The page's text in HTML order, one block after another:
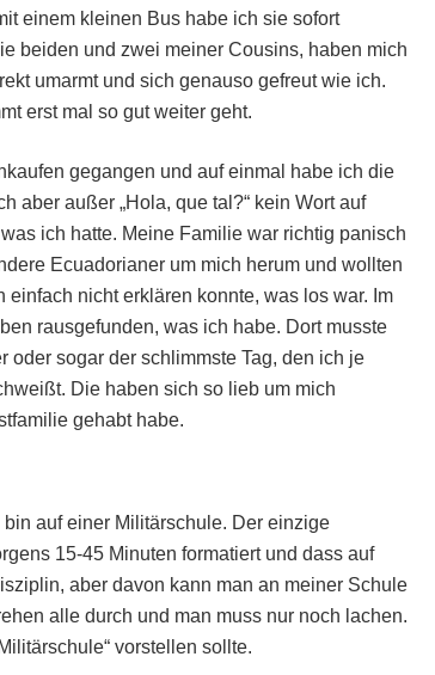
einem kleinen Bus habe ich sie sofort
beiden und zwei meiner Cousins, haben mich
umarmt und sich genauso gefreut wie ich.
erst mal so gut weiter geht.
gegangen und auf einmal habe ich die
aber außer „Hola, que tal?“ kein Wort auf
ich hatte. Meine Familie war richtig panisch
Ecuadorianer um mich herum und wollten
nicht erklären konnte, was los war. Im
rausgefunden, was ich habe. Dort musste
sogar der schlimmste Tag, den ich je
Die haben sich so lieb um mich
gehabt habe.
auf einer Militärschule. Der einzige
15-45 Minuten formatiert und dass auf
aber davon kann man an meiner Schule
alle durch und man muss nur noch lachen.
vorstellen sollte.